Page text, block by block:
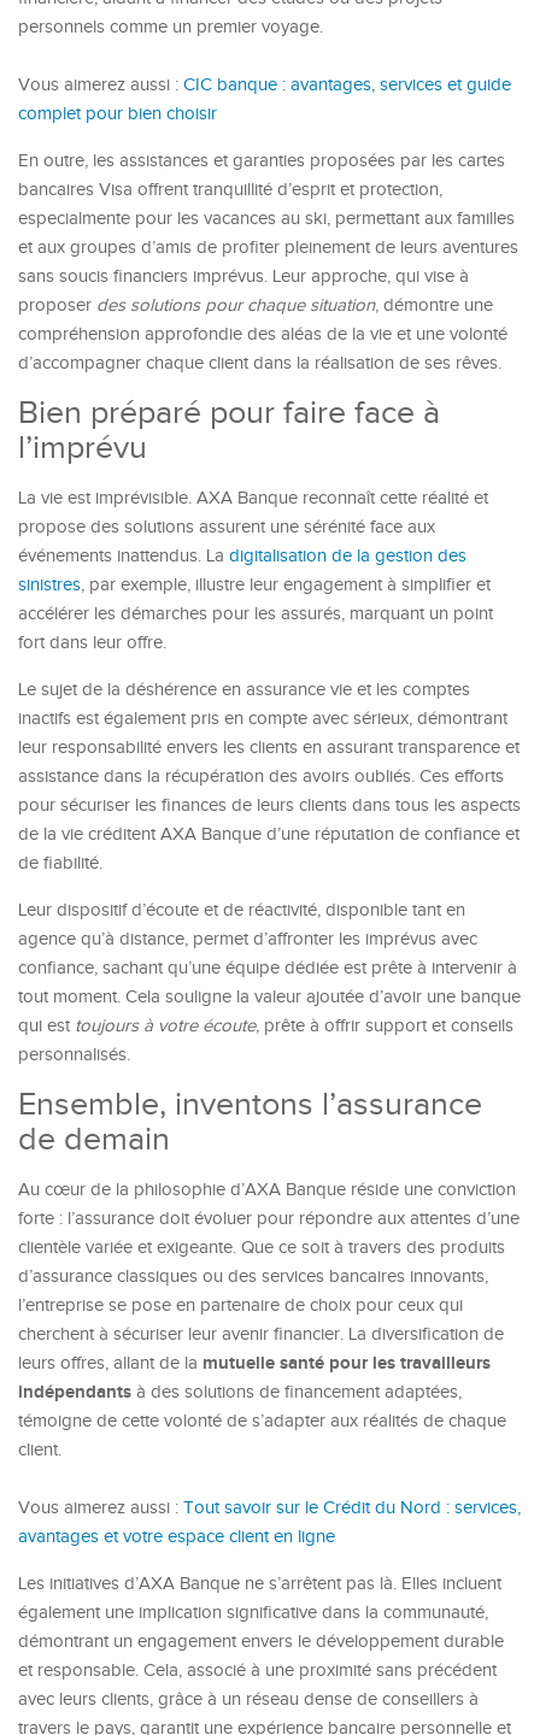
personnels comme un premier voyage.
Vous aimerez aussi : CIC banque : avantages, services et guide
complet pour bien choisir
En outre, les assistances et garanties proposées par les cartes
bancaires Visa offrent tranquillité d’esprit et protection,
especialmente pour les vacances au ski, permettant aux familles
et aux groupes d’amis de profiter pleinement de leurs aventures
sans soucis financiers imprévus. Leur approche, qui vise à
proposer des solutions pour chaque situation, démontre une
compréhension approfondie des aléas de la vie et une volonté
d’accompagner chaque client dans la réalisation de ses rêves.
Bien préparé pour faire face à
l’imprévu
La vie est imprévisible. AXA Banque reconnaît cette réalité et
propose des solutions assurent une sérénité face aux
événements inattendus. La digitalisation de la gestion des
sinistres, par exemple, illustre leur engagement à simplifier et
accélérer les démarches pour les assurés, marquant un point
fort dans leur offre.
Le sujet de la déshérence en assurance vie et les comptes
inactifs est également pris en compte avec sérieux, démontrant
leur responsabilité envers les clients en assurant transparence et
assistance dans la récupération des avoirs oubliés. Ces efforts
pour sécuriser les finances de leurs clients dans tous les aspects
de la vie créditent AXA Banque d’une réputation de confiance et
de fiabilité.
Leur dispositif d’écoute et de réactivité, disponible tant en
agence qu’à distance, permet d’affronter les imprévus avec
confiance, sachant qu’une équipe dédiée est prête à intervenir à
tout moment. Cela souligne la valeur ajoutée d’avoir une banque
qui est toujours à votre écoute, prête à offrir support et conseils
personnalisés.
Ensemble, inventons l’assurance
de demain
Au cœur de la philosophie d’AXA Banque réside une conviction
forte : l’assurance doit évoluer pour répondre aux attentes d’une
clientèle variée et exigeante. Que ce soit à travers des produits
d’assurance classiques ou des services bancaires innovants,
l’entreprise se pose en partenaire de choix pour ceux qui
cherchent à sécuriser leur avenir financier. La diversification de
leurs offres, allant de la mutuelle santé pour les travailleurs
indépendants à des solutions de financement adaptées,
témoigne de cette volonté de s’adapter aux réalités de chaque
client.
Vous aimerez aussi : Tout savoir sur le Crédit du Nord : services,
avantages et votre espace client en ligne
Les initiatives d’AXA Banque ne s’arrêtent pas là. Elles incluent
également une implication significative dans la communauté,
démontrant un engagement envers le développement durable
et responsable. Cela, associé à une proximité sans précédent
avec leurs clients, grâce à un réseau dense de conseillers à
travers le pays, garantit une expérience bancaire personnelle et